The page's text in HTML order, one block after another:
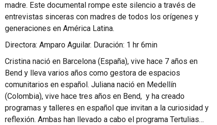
madre. Este documental rompe este silencio a través de
entrevistas sinceras con madres de todos los orígenes y
generaciones en América Latina.
Directora: Amparo Aguilar. Duración: 1 hr 6min
Cristina nació en Barcelona (España), vive hace 7 años en
Bend y lleva varios años como gestora de espacios
comunitarios en español. Juliana nació en Medellín
(Colombia), vive hace tres años en Bend, y ha creado
programas y talleres en español que invitan a la curiosidad y
reflexión. Ambas han llevado a cabo el programa Tertulias…